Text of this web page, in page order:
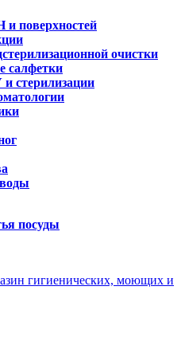
поверхностей
очистки
салфетки
cтерилизации
посуды